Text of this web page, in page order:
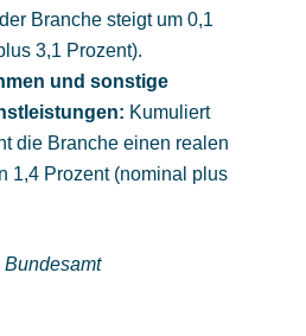
Branche steigt um 0,1
3,1 Prozent).
und sonstige
Kumuliert
die Branche einen realen
1,4 Prozent (nominal plus